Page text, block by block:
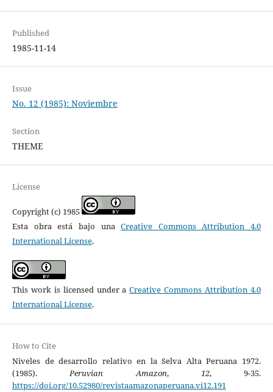
Published
1985-11-14
Issue
No. 12 (1985): Noviembre
Section
THEME
License
Copyright (c) 1985
Esta obra está bajo unaCreative Commons Attribution 4.0
International License.
This work is licensed under aCreative Commons Attribution 4.0
International License.
How to Cite
Niveles de desarrollo relativo en la Selva Alta Peruana 1972.
(1985).Peruvian Amazon, 12, 9-35.
https://doi.org/10.52980/revistaamazonaperuana.vi12.191